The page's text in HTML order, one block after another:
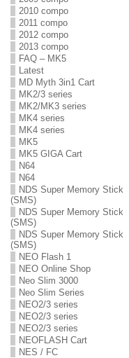
2010 compo
2011 compo
2012 compo
2013 compo
FAQ – MK5
Latest
MD Myth 3in1 Cart
MK2/3 series
MK2/MK3 series
MK4 series
MK4 series
MK5
MK5 GIGA Cart
N64
N64
NDS Super Memory Stick
(SMS)
NDS Super Memory Stick
(SMS)
NDS Super Memory Stick
(SMS)
NEO Flash 1
NEO Online Shop
Neo Slim 3000
Neo Slim Series
NEO2/3 series
NEO2/3 series
NEO2/3 series
NEOFLASH Cart
NES / FC